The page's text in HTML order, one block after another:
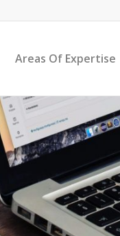
Areas Of Expertise